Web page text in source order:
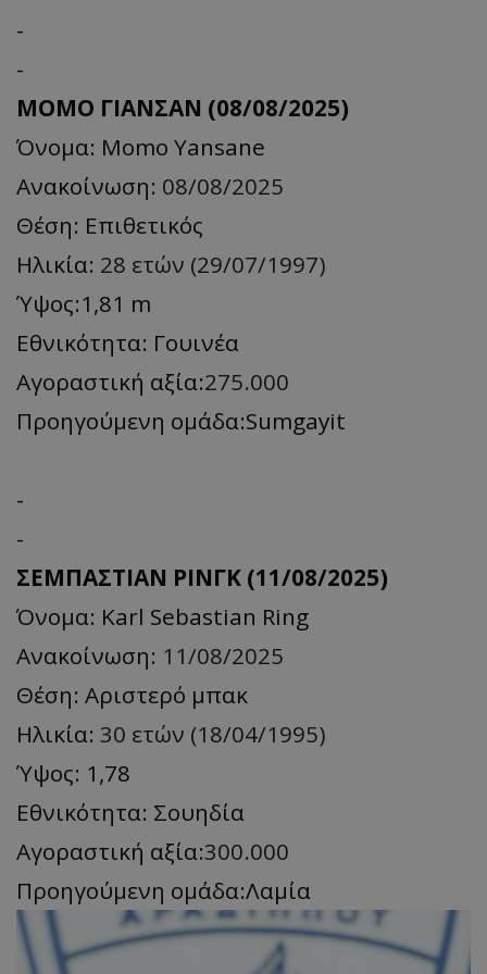
-
-
ΜΟΜΟ ΓΙΑΝΣΑΝ (08/08/2025)
Όνομα: Momo Yansane
Ανακοίνωση: 08/08/2025
Θέση: Επιθετικός
Ηλικία: 28 ετών (29/07/1997)
Ύψος:1,81 m
Εθνικότητα: Γουινέα
Αγοραστική αξία:275.000
Προηγούμενη ομάδα:Sumgayit
-
-
ΣΕΜΠΑΣΤΙΑΝ ΡΙΝΓΚ (11/08/2025)
Όνομα: Karl Sebastian Ring
Ανακοίνωση: 11/08/2025
Θέση: Αριστερό μπακ
Ηλικία: 30 ετών (18/04/1995)
Ύψος: 1,78
Εθνικότητα: Σουηδία
Αγοραστική αξία:300.000
Προηγούμενη ομάδα:Λαμία